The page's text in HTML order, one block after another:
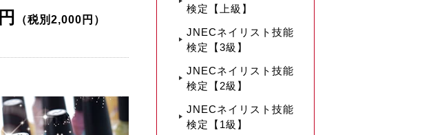
（税別2,000円）
検定【上級】
JNECネイリスト技能
検定【3級】
JNECネイリスト技能
検定【2級】
JNECネイリスト技能
検定【1級】